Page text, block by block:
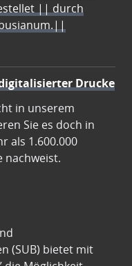
|| durch
Drucke
in unserem
Sie es doch in
als 1.600.000
nachweist.
(SUB) bietet mit